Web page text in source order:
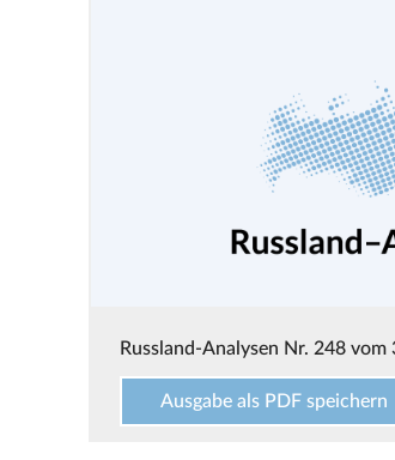
Russland-Analysen Nr. 248 vom
Ausgabe als PDF speichern